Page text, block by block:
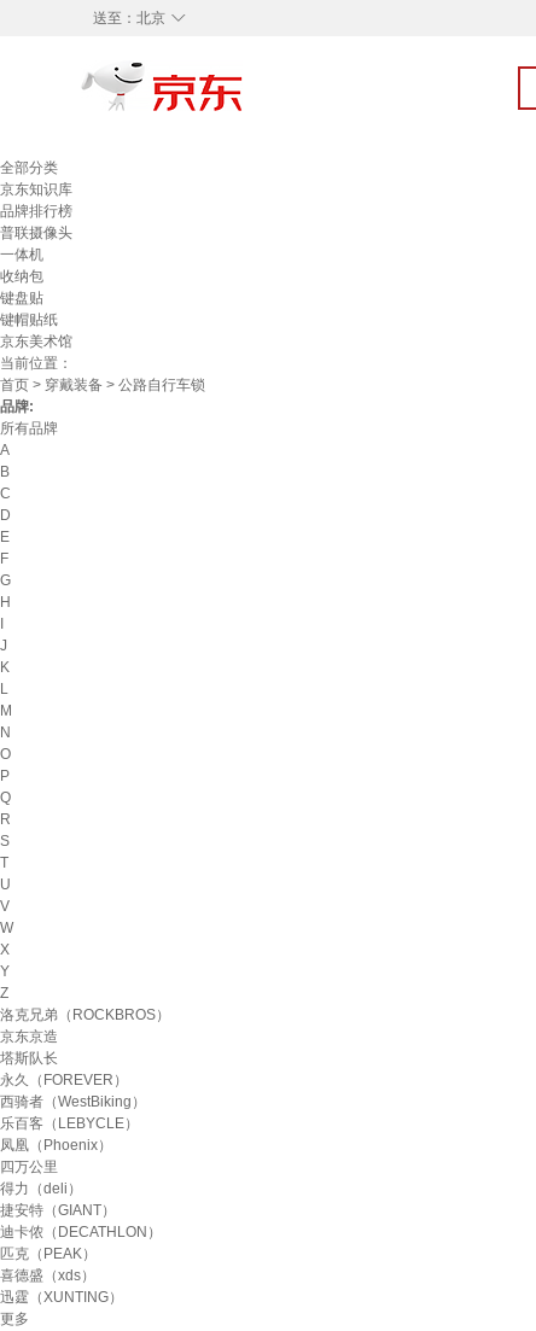
◇
送至： 北京
全部分类
京东知识库
品牌排行榜
普联摄像头
一体机
收纳包
键盘贴
键帽贴纸
京东美术馆
当前位置：
首页 > 穿戴装备 > 公路自行车锁
品牌:
所有品牌
A
B
C
D
E
F
G
H
J
K
L
M
N
O
P
Q
R
S
T
U
V
W
X
Y
Z
洛克兄弟（ROCKBROS）
京东京造
塔斯队长
永久（FOREVER）
西骑者（WestBiking）
乐百客（LEBYCLE）
凤凰（Phoenix）
四万公里
得力（deli）
捷安特（GIANT）
迪卡侬（DECATHLON）
匹克（PEAK）
喜德盛（xds）
迅霆（XUNTING）
更多